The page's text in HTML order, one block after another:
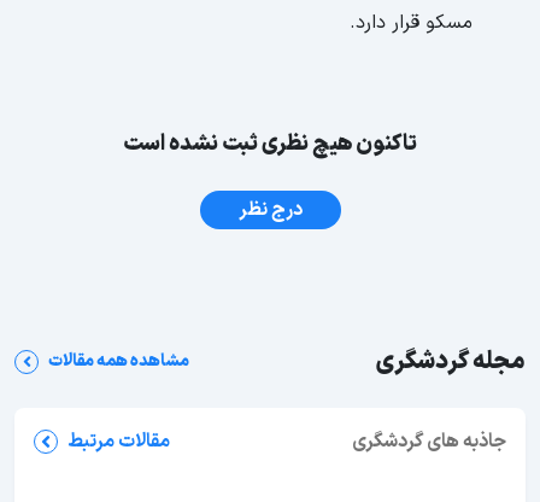
مسکو قرار دارد.
تاکنون هیچ نظری ثبت نشده است
درج نظر
مجله گردشگری مشاهده همه مقالات
جاذبه های گردشگری مقالات مرتبط
آدرس